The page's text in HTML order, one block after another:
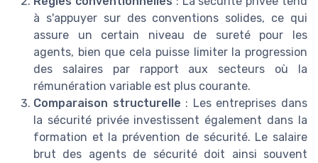
à s'appuyer sur des conventions solides, ce qui
assure un certain niveau de sureté pour les
agents, bien que cela puisse limiter la progression
des salaires par rapport aux secteurs où la
rémunération variable est plus courante.
Comparaison structurelle : Les entreprises dans
la sécurité privée investissent également dans la
formation et la prévention de sécurité. Le salaire
brut des agents de sécurité doit ainsi souvent